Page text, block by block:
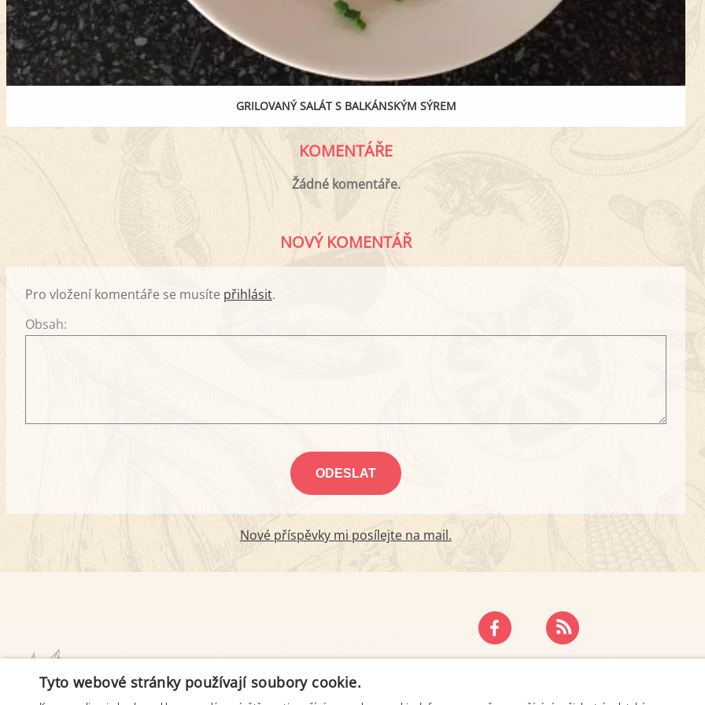
GRILOVANÝ SALÁT S BALKÁNSKÝM SÝREM
KOMENTÁŘE
Žádné komentáře.
NOVÝ KOMENTÁŘ
Pro vložení komentáře se musíte přihlásit.
Obsah:
Nové příspěvky mi posílejte na mail.
PODMÍNKY UŽITÍ ZÁSADY OCHRANY OSOBNÍCH ÚDAJŮ
Tyto webové stránky používají soubory cookie.